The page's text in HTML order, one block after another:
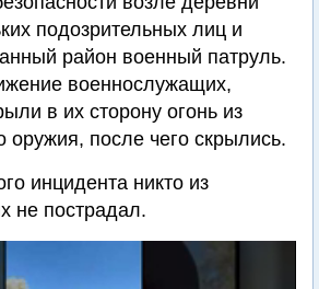
подозрительных лиц и
район военный патруль.
военнослужащих,
в их сторону огонь из
оружия, после чего скрылись.
инцидента никто из
не пострадал.